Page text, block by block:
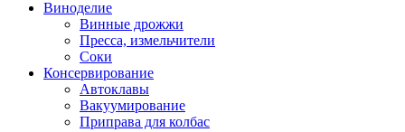
Виноделие
Винные дрожжи
Пресса, измельчители
Соки
Консервирование
Автоклавы
Вакуумирование
Приправа для колбас